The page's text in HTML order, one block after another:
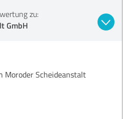
zu:
GmbH
Moroder Scheideanstalt